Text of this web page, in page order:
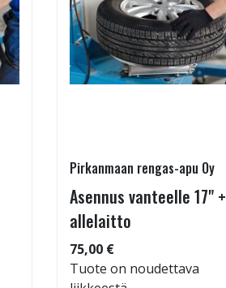
Pirkanmaan rengas-apu Oy
Asennus vanteelle 17" +
allelaitto
75,00 €
Tuote on noudettava